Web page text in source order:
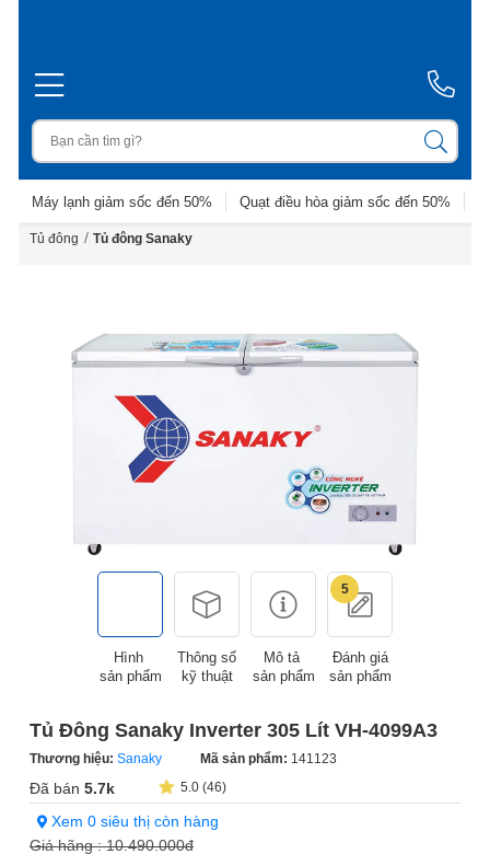
Máy lạnh giảm sốc đến 50% Quạt điều hòa giảm sốc đến 50%
Tủ đông / Tủ đông Sanaky
Hình
sản phẩm
Thông số
kỹ thuật
Mô tả
sản phẩm
5
Đánh giá
sản phẩm
Tủ Đông Sanaky Inverter 305 Lít VH-4099A3
Thương hiệu: Sanaky Mã sản phẩm: 141123
Đã bán 5.7k 5.0 (46)
Xem 0 siêu thị còn hàng
Giá hãng :10.490.000đ